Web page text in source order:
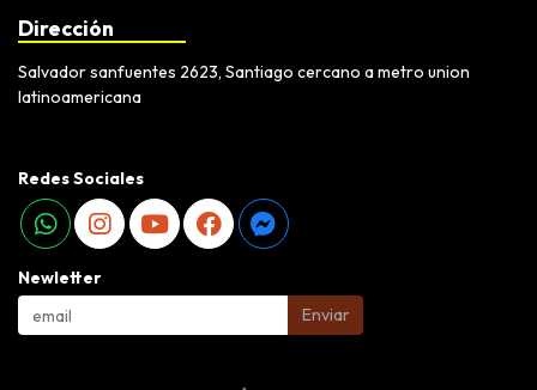
Dirección
Salvador sanfuentes 2623, Santiago cercano a metro union
latinoamericana
Redes Sociales
Newletter
Enviar